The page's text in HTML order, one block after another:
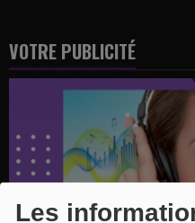
Les
VOTRE PUBLICITÉ